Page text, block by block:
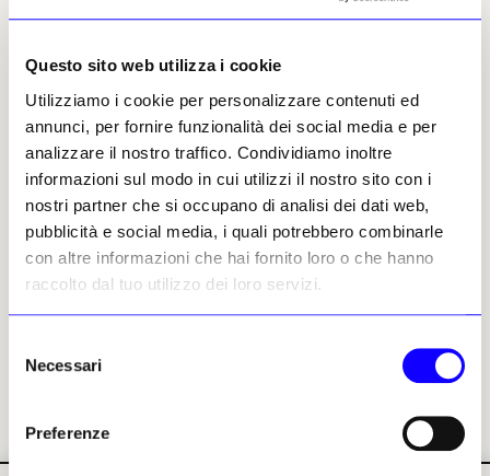
Questo sito web utilizza i cookie
Utilizziamo i cookie per personalizzare contenuti ed
annunci, per fornire funzionalità dei social media e per
analizzare il nostro traffico. Condividiamo inoltre
informazioni sul modo in cui utilizzi il nostro sito con i
nostri partner che si occupano di analisi dei dati web,
pubblicità e social media, i quali potrebbero combinarle
con altre informazioni che hai fornito loro o che hanno
raccolto dal tuo utilizzo dei loro servizi.
delNecessari
Preferenze
NEWS SCULTURA
Il Canova di Spina,
splendido anche nelle sue
imperfezioni
Una campagna fotografica,
quattro volumi, una mostra,
un allestimento permanente:
Possagno trentadue scatti in
bianco e nero di grande
formato del fotografo
del grande scultore
17 aprile 2024